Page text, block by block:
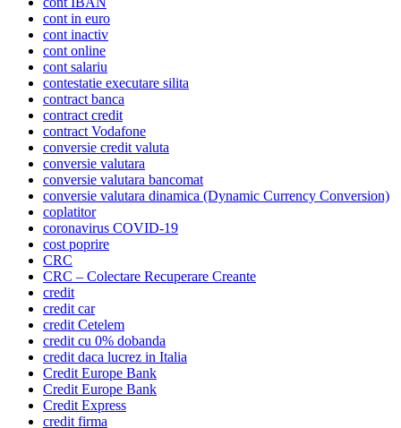
cont in euro
cont inactiv
cont online
cont salariu
contestatie executare silita
contract banca
contract credit
contract Vodafone
conversie credit valuta
conversie valutara
conversie valutara bancomat
conversie valutara dinamica (Dynamic Currency Conversion)
coplatitor
coronavirus COVID-19
cost poprire
CRC
CRC – Colectare Recuperare Creante
credit
credit car
credit Cetelem
credit cu 0% dobanda
credit daca lucrez in Italia
Credit Europe Bank
Credit Europe Bank
Credit Express
credit firma